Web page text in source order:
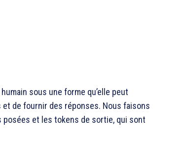
sous une forme qu’elle peut
de fournir des réponses. Nous faisons
et les tokens de sortie, qui sont